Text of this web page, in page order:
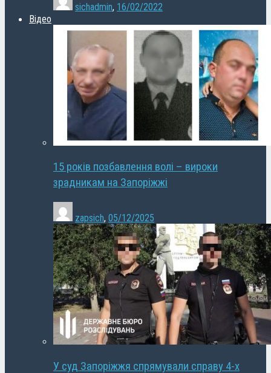
sichadmin, 16/02/2022
Відео
15 років позбавлення волі – вироки
зрадникам на Запоріжжі
zapsich, 05/12/2025
У суд Запоріжжя спрямували справу 4-х